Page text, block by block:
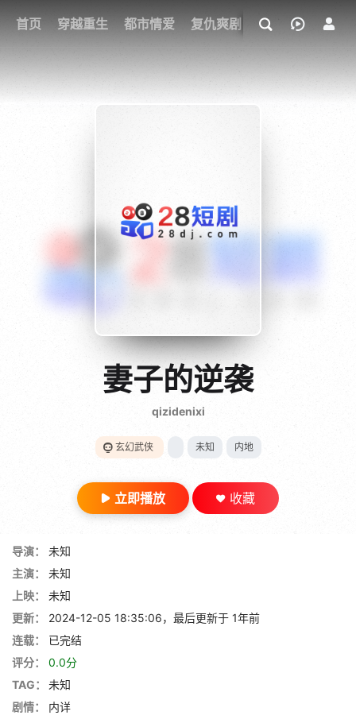
首页 穿越重生 都市情爱 复仇爽剧 玄幻武侠 奇幻
我的观影记录
{if condition="$obj.vod_points
gt 0"}
28短剧
妻子的逆袭
qizidenixi
玄幻武侠 未知 内地
立即播放 收藏
导演：
未知
主演：
未知
上映：
未知
更新：
2024-12-05 18:35:06，最后更新于 1年前
连载：
已完结
评分：
0.0分
TAG：
未知
剧情：
内详